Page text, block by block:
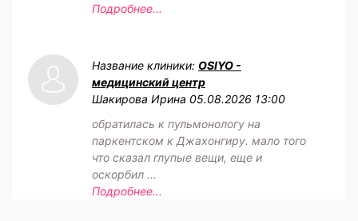
Подробнее...
Название клиники: OSIYO -
медицинский центр
Шакирова Ирина 05.08.2026 13:00
обратилась к пульмонологу на
паркентском к Джахонгиру. мало того
что сказал глупые вещи, еще и
оскорбил ...
Подробнее...